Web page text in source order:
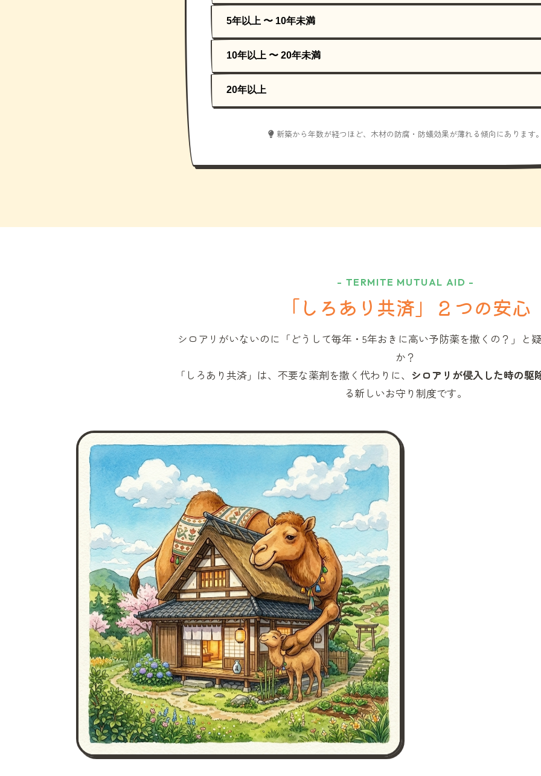
5年以上 〜 10年未満
10年以上 〜 20年未満
20年以上
新築から年数が経つほど、木材の防腐・防蟻効果が薄れる傾向にあります
- TERMITE MUTUAL AID -
「しろあり共済」 ２つの安心
シロアリがいないのに「どうして毎年・5年おきに高い予防薬を撒くの？」と
か？
「しろあり共済」 は、不要な薬剤を撒く代わりに、 シロアリが侵入した時の駆
る新しいお守り制度です。